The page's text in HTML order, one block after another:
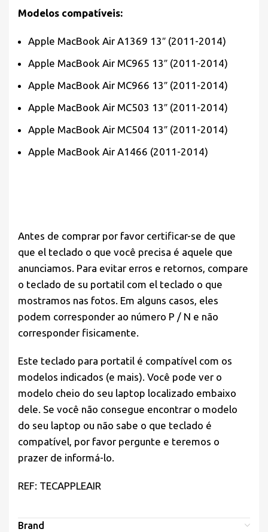
Modelos compatíveis:
Apple MacBook Air A1369 13″ (2011-2014)
Apple MacBook Air MC965 13″ (2011-2014)
Apple MacBook Air MC966 13″ (2011-2014)
Apple MacBook Air MC503 13″ (2011-2014)
Apple MacBook Air MC504 13″ (2011-2014)
Apple MacBook Air A1466 (2011-2014)
Antes de comprar por favor certificar-se de que
que el teclado o que você precisa é aquele que
anunciamos. Para evitar erros e retornos, compare
o teclado de su portatil com el teclado o que
mostramos nas fotos. Em alguns casos, eles
podem corresponder ao número P / N e não
corresponder fisicamente.
Este teclado para portatil é compatível com os
modelos indicados (e mais). Você pode ver o
modelo cheio do seu laptop localizado embaixo
dele. Se você não consegue encontrar o modelo
do seu laptop ou não sabe o que teclado é
compatível, por favor pergunte e teremos o
prazer de informá-lo.
REF: TECAPPLEAIR
Brand